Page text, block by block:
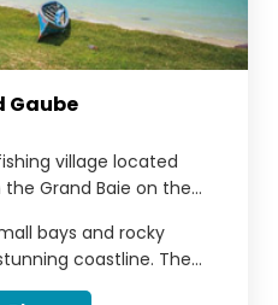
Gaube
village located
Grand Baie on the
bays and rocky
coastline. The
atmosphere and is